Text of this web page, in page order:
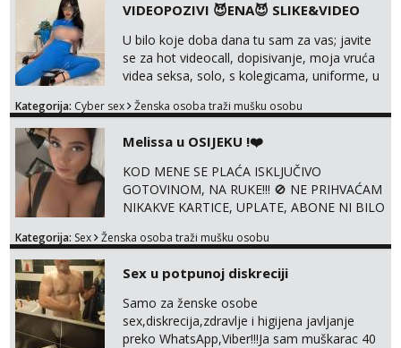
haljine, štikle, samostojeće itd. Nudim
svakakva videa seksa, pušenje, razne
lokacije, suradnje s kolegicama, fetiši..
Dopisivanje i slike također radim. NIŠTA UŽI...
VIDEOPOZIVI 😈ENA😈 SLIKE&VIDEO
U bilo koje doba dana tu sam za vas; javite
se za hot videocall, dopisivanje, moja vruća
videa seksa, solo, s kolegicama, uniforme, u
+385919977166 Telegram 👉
UŽIVO
Kategorija: Cyber sex Ženska osoba traži mušku osobu
Melissa u OSIJEKU !❤️
KOD MENE SE PLAĆA ISKLJUČIVO
GOTOVINOM, NA RUKE!!! 🚫 NE PRIHVAĆAM
NIKAKVE KARTICE, UPLATE, ABONE NI BILO
SAMO GOTOVINA!!! Moje fotografije su
za dopisivanja Za dogovor mi piši direktno na
WhatsApp – ako znaš što želiš, bit će ti
nagrađeno.
Kategorija: Sex Ženska osoba traži mušku osobu
Sex u potpunoj diskreciji
Samo za ženske osobe
sex,diskrecija,zdravlje i higijena javljanje
preko WhatsApp,Viber!!!Ja sam muškarac 40